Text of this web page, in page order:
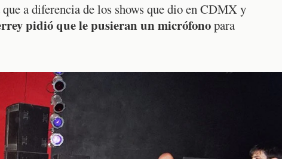
a diferencia de los shows que dio en CDMX y
pidió que le pusieran un micrófonopara